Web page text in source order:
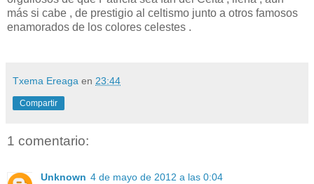
más si cabe , de prestigio al celtismo junto a otros famosos
enamorados de los colores celestes .
Txema Ereaga en 23:44
Compartir
1 comentario:
Unknown 4 de mayo de 2012 a las 0:04